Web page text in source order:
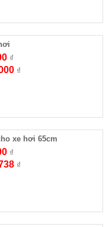
₫
₫
xe hơi 65cm
₫
₫